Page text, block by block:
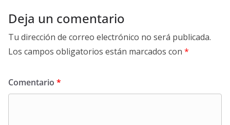
Deja un comentario
Tu dirección de correo electrónico no será publicada.
Los campos obligatorios están marcados con *
Comentario *